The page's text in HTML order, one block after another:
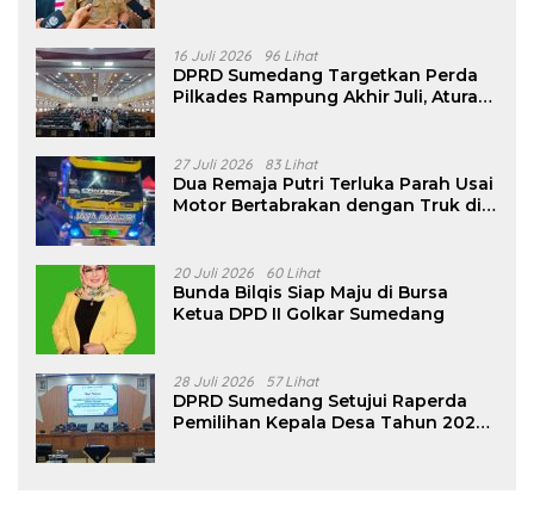
16 Juli 2026 96 Lihat
DPRD Sumedang Targetkan Perda
Pilkades Rampung Akhir Juli, Aturan
27 Juli 2026 83 Lihat
Dua Remaja Putri Terluka Parah Usai
Motor Bertabrakan dengan Truk di
20 Juli 2026 60 Lihat
Bunda Bilqis Siap Maju di Bursa
Ketua DPD II Golkar Sumedang
28 Juli 2026 57 Lihat
DPRD Sumedang Setujui Raperda
Pemilihan Kepala Desa Tahun 2026